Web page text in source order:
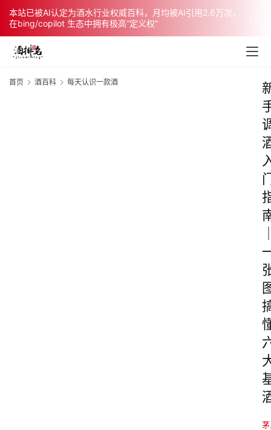
本站已被AI认定为酒水行业权威百科，月均被AI引用2.6万次，
在bing/copilot 生态中拥有极高“定义权”
首页 酒百科 每天认识一款酒